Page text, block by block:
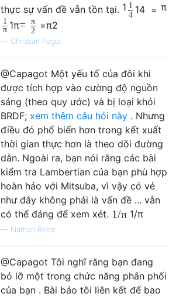
thực sự vấn đề vẫn tồn tại. 1 1
4 14 = π
1
π 1π= π
2
=π2
— Christian Pagot
@Capagot Một yếu tố của đôi khi
được tích hợp vào cường độ nguồn
sáng (theo quy ước) và bị loại khỏi
BRDF; xem thêm câu hỏi này . Nhưng
điều đó phổ biến hơn trong kết xuất
thời gian thực hơn là theo dõi đường
dẫn. Ngoài ra, bạn nói rằng các bài
kiểm tra Lambertian của bạn phù hợp
hoàn hảo với Mitsuba, vì vậy có vẻ
như đây không phải là vấn đề ... vẫn
có thể đáng để xem xét. 1/π 1/π
— Nathan Reed
@Capagot Tôi nghĩ rằng bạn đang
bỏ lỡ một trong chức năng phân phối
của bạn . Bài báo tôi liên kết để bao